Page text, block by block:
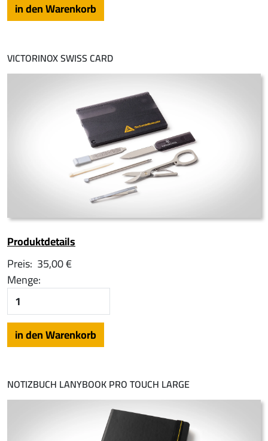
VICTORINOX SWISS CARD
Produktdetails
Preis: 35,00 €
Menge:
NOTIZBUCH LANYBOOK PRO TOUCH LARGE